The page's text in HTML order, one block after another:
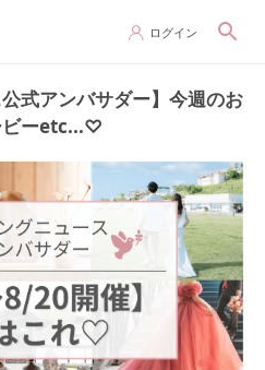
ログイン
式アンバサダー】今週のお
ビーetc...♡